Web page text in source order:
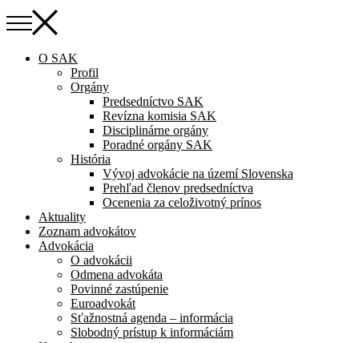
O SAK
Profil
Orgány
Predsedníctvo SAK
Revízna komisia SAK
Disciplinárne orgány
Poradné orgány SAK
História
Vývoj advokácie na území Slovenska
Prehľad členov predsedníctva
Ocenenia za celoživotný prínos
Aktuality
Zoznam advokátov
Advokácia
O advokácii
Odmena advokáta
Povinné zastúpenie
Euroadvokát
Sťažnostná agenda – informácia
Slobodný prístup k informáciám